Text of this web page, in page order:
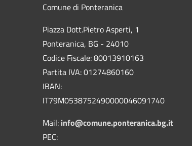
Comune di Ponteranica
Piazza Dott.Pietro Asperti, 1
Ponteranica, BG - 24010
Codice Fiscale: 80013910163
Partita IVA: 01274860160
IBAN:
IT79M0538752490000046091740
Mail: info@comune.ponteranica.bg.it
PEC: